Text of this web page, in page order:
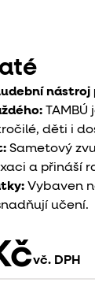
TAMBÚ
děti i
Sametový
a přináší
Vybaven
učení.
vč. DPH